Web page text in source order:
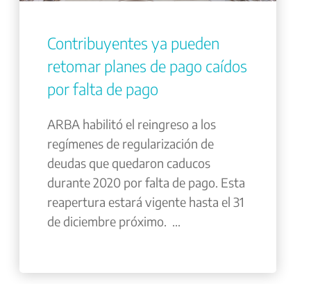
Contribuyentes ya pueden
retomar planes de pago caídos
por falta de pago
ARBA habilitó el reingreso a los
regímenes de regularización de
deudas que quedaron caducos
durante 2020 por falta de pago. Esta
reapertura estará vigente hasta el 31
de diciembre próximo. ...